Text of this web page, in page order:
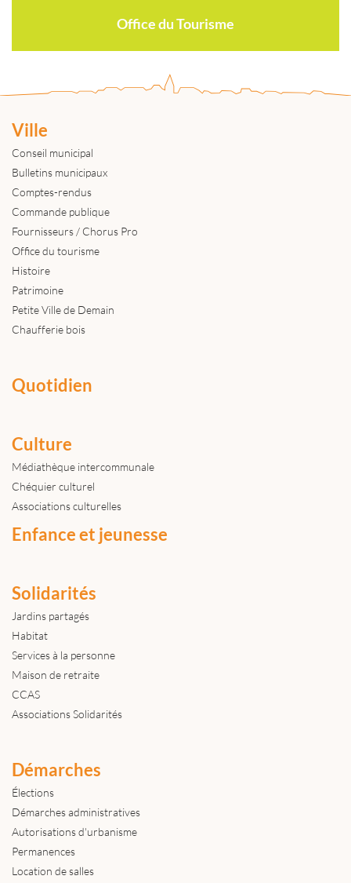
Office du Tourisme
Ville
Conseil municipal
Bulletins municipaux
Comptes-rendus
Commande publique
Fournisseurs / Chorus Pro
Office du tourisme
Histoire
Patrimoine
Petite Ville de Demain
Chaufferie bois
Quotidien
Culture
Médiathèque intercommunale
Chéquier culturel
Associations culturelles
Enfance et jeunesse
Solidarités
Jardins partagés
Habitat
Services à la personne
Maison de retraite
CCAS
Associations Solidarités
Démarches
Élections
Démarches administratives
Autorisations d'urbanisme
Permanences
Location de salles